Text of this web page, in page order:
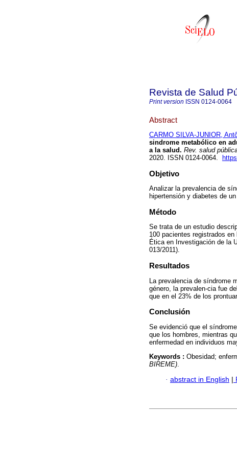
Revista de Salud
Print version ISSN 0124-0064
Abstract
CARMO SILVA-JUNIOR,
sindrome metabólico en
a la salud. Rev. salud
2020. ISSN 0124-0064.
Objetivo
Analizar la prevalencia de
hipertensión y diabetes de
Método
Se trata de un estudio
100 pacientes registrados
Ética en Investigación de la
013/2011).
Resultados
La prevalencia de síndrome
género, la prevalen-cia fue
que en el 23% de los
Conclusión
Se evidenció que el
que los hombres, mientras
enfermedad en individuos
Keywords : Obesidad;
BIREME)
· abstract in English